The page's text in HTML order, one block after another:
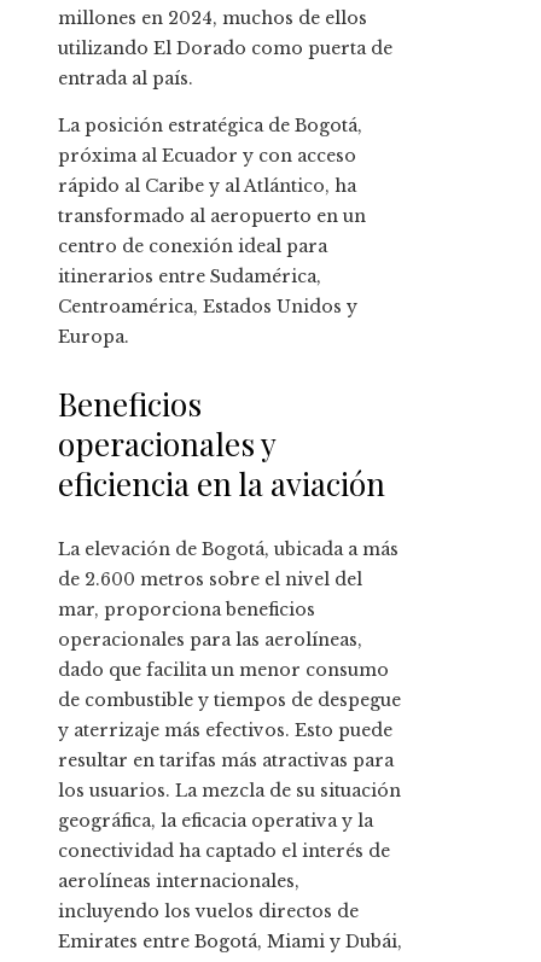
millones en 2024, muchos de ellos
utilizando El Dorado como puerta de
entrada al país.
La posición estratégica de Bogotá,
próxima al Ecuador y con acceso
rápido al Caribe y al Atlántico, ha
transformado al aeropuerto en un
centro de conexión ideal para
itinerarios entre Sudamérica,
Centroamérica, Estados Unidos y
Europa.
Beneficios
operacionales y
eficiencia en la aviación
La elevación de Bogotá, ubicada a más
de 2.600 metros sobre el nivel del
mar, proporciona beneficios
operacionales para las aerolíneas,
dado que facilita un menor consumo
de combustible y tiempos de despegue
y aterrizaje más efectivos. Esto puede
resultar en tarifas más atractivas para
los usuarios. La mezcla de su situación
geográfica, la eficacia operativa y la
conectividad ha captado el interés de
aerolíneas internacionales,
incluyendo los vuelos directos de
Emirates entre Bogotá, Miami y Dubái,